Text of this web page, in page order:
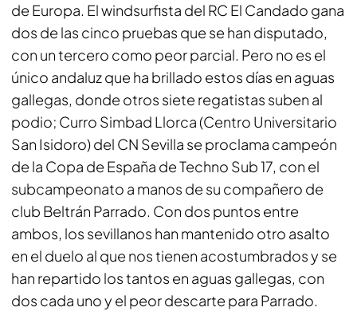
de Europa. El windsurfista del RC El Candado gana
dos de las cinco pruebas que se han disputado,
con un tercero como peor parcial. Pero no es el
único andaluz que ha brillado estos días en aguas
gallegas, donde otros siete regatistas suben al
podio; Curro Simbad Llorca (Centro Universitario
San Isidoro) del CN Sevilla se proclama campeón
de la Copa de España de Techno Sub 17, con el
subcampeonato a manos de su compañero de
club Beltrán Parrado. Con dos puntos entre
ambos, los sevillanos han mantenido otro asalto
en el duelo al que nos tienen acostumbrados y se
han repartido los tantos en aguas gallegas, con
dos cada uno y el peor descarte para Parrado.